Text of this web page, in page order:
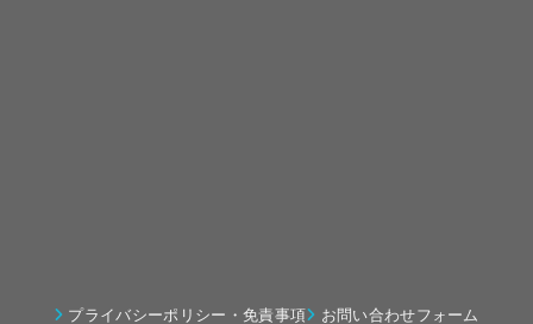
プライバシーポリシー・免責事項 お問い合わせフォーム